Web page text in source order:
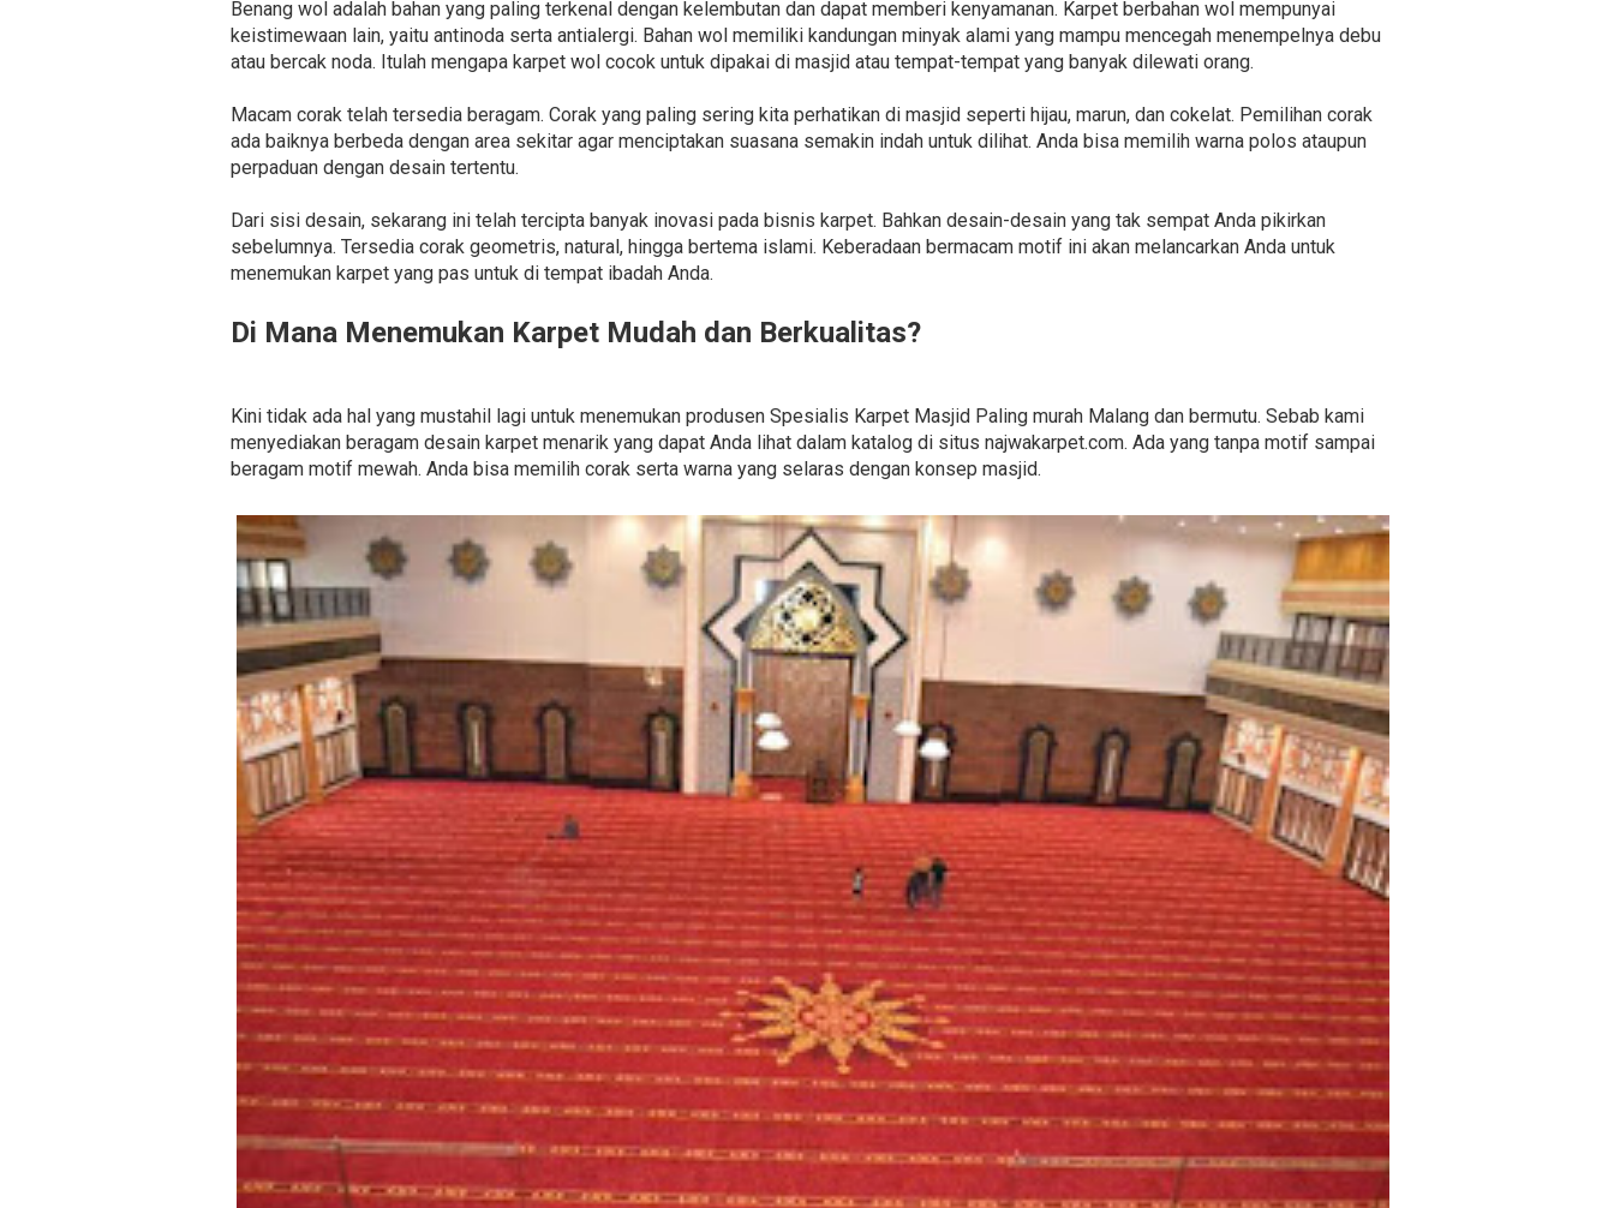
Benang wol adalah bahan yang paling terkenal dengan kelembutan dan dapat memberi kenyamanan. Karpet berbahan wol mempunyai
keistimewaan lain, yaitu antinoda serta antialergi. Bahan wol memiliki kandungan minyak alami yang mampu mencegah menempelnya debu
atau bercak noda. Itulah mengapa karpet wol cocok untuk dipakai di masjid atau tempat-tempat yang banyak dilewati orang.
Macam corak telah tersedia beragam. Corak yang paling sering kita perhatikan di masjid seperti hijau, marun, dan cokelat. Pemilihan corak
ada baiknya berbeda dengan area sekitar agar menciptakan suasana semakin indah untuk dilihat. Anda bisa memilih warna polos ataupun
perpaduan dengan desain tertentu.
Dari sisi desain, sekarang ini telah tercipta banyak inovasi pada bisnis karpet. Bahkan desain-desain yang tak sempat Anda pikirkan
sebelumnya. Tersedia corak geometris, natural, hingga bertema islami. Keberadaan bermacam motif ini akan melancarkan Anda untuk
menemukan karpet yang pas untuk di tempat ibadah Anda.
Di Mana Menemukan Karpet Mudah dan Berkualitas?
Kini tidak ada hal yang mustahil lagi untuk menemukan produsen Spesialis Karpet Masjid Paling murah Malang dan bermutu. Sebab kami
menyediakan beragam desain karpet menarik yang dapat Anda lihat dalam katalog di situs najwakarpet.com. Ada yang tanpa motif sampai
beragam motif mewah. Anda bisa memilih corak serta warna yang selaras dengan konsep masjid.